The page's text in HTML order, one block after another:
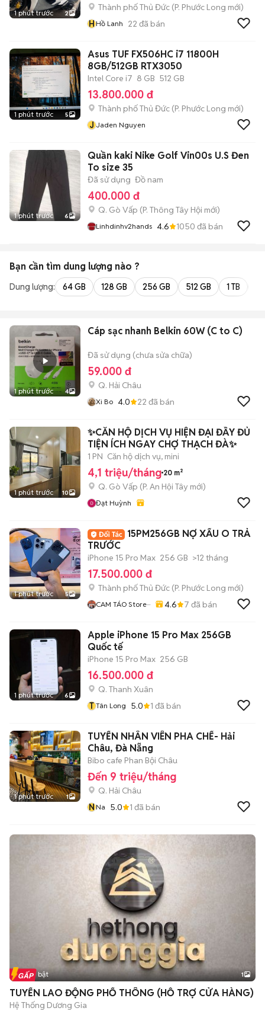
1 phút trước 2
Thành phố Thủ Đức (P. Phước Long mới)
HHồ Lanh 22 đã bán
1 phút trước 5
Asus TUF FX506HC i7 11800H
8GB/512GB RTX3050
Intel Core i7 8 GB 512 GB
13.800.000 đ
Thành phố Thủ Đức (P. Phước Long mới)
J Jaden Nguyen
1 phút trước 6
Quần kaki Nike Golf Vin00s U.S Đen
To size 35
Đã sử dụng Đồ nam
400.000 đ
Q. Gò Vấp (P. Thông Tây Hội mới)
Linhdinhv2hands 4.6 1050 đã bán
Bạn cần tìm dung lượng nào ?
Dung lượng: 64 GB 128 GB 256 GB 512 GB 1 TB
1 phút trước 4
Cáp sạc nhanh Belkin 60W (C to C)
Đã sử dụng (chưa sửa chữa)
59.000 đ
Q. Hải Châu
Xi Bo 4.0 22 đã bán
1 phút trước 10
✨CĂN HỘ DỊCH VỤ HIỆN ĐẠI ĐẦY ĐỦ
TIỆN ÍCH NGAY CHỢ THẠCH ĐÀ✨
1 PN Căn hộ dịch vụ, mini
4,1 triệu/tháng 20 m²
Q. Gò Vấp (P. An Hội Tây mới)
Đạt Huỳnh
1 phút trước 5
15PM256GB NỢ XẤU O TRẢ
TRƯỚC
iPhone 15 Pro Max 256 GB >12 tháng
17.500.000 đ
Thành phố Thủ Đức (P. Phước Long mới)
CAM TÁO Store··· 4.6 7 đã bán
1 phút trước 6
Apple iPhone 15 Pro Max 256GB
Quốc tế
iPhone 15 Pro Max 256 GB
16.500.000 đ
Q. Thanh Xuân
T Tân Long 5.0 1 đã bán
1 phút trước 1
TUYỂN NHÂN VIÊN PHA CHẾ- Hải
Châu, Đà Nẵng
Bibo cafe Phan Bội Châu
Đến 9 triệu/tháng
Q. Hải Châu
NNa 5.0 1 đã bán
Tin nổi bật 1
TUYỂN LAO ĐỘNG PHỔ THÔNG (HỖ TRỢ CỬA HÀNG)
Hệ Thống Dương Gia